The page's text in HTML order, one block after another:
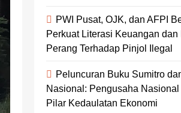
PWI Pusat, OJK, dan AFPI
Perkuat Literasi Keuangan
Perang Terhadap Pinjol Ilegal
Peluncuran Buku Sumitro
Nasional: Pengusaha
Pilar Kedaulatan Ekonomi